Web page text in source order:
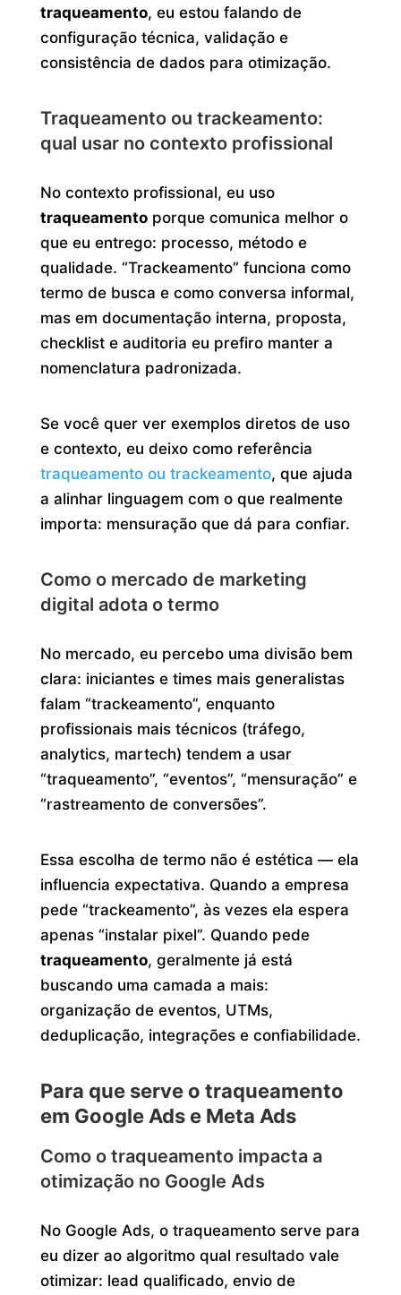
traqueamento, eu estou falando de
configuração técnica, validação e
consistência de dados para otimização.
Traqueamento ou trackeamento:
qual usar no contexto profissional
No contexto profissional, eu uso
traqueamentoporque comunica melhor o
que eu entrego: processo, método e
qualidade. “Trackeamento” funciona como
termo de busca e como conversa informal,
mas em documentação interna, proposta,
checklist e auditoria eu prefiro manter a
nomenclatura padronizada.
Se você quer ver exemplos diretos de uso
e contexto, eu deixo como referência
traqueamento ou trackeamento, que ajuda
a alinhar linguagem com o que realmente
importa: mensuração que dá para confiar.
Como o mercado de marketing
digital adota o termo
No mercado, eu percebo uma divisão bem
clara: iniciantes e times mais generalistas
falam “trackeamento”, enquanto
profissionais mais técnicos (tráfego,
analytics, martech) tendem a usar
“traqueamento”, “eventos”, “mensuração” e
“rastreamento de conversões”.
Essa escolha de termo não é estética — ela
influencia expectativa. Quando a empresa
pede “trackeamento”, às vezes ela espera
apenas “instalar pixel”. Quando pede
traqueamento, geralmente já está
buscando uma camada a mais:
organização de eventos, UTMs,
deduplicação, integrações e confiabilidade.
Para que serve o traqueamento
em Google Ads e Meta Ads
Como o traqueamento impacta a
otimização no Google Ads
No Google Ads, o traqueamento serve para
eu dizer ao algoritmo qual resultado vale
otimizar: lead qualificado, envio de